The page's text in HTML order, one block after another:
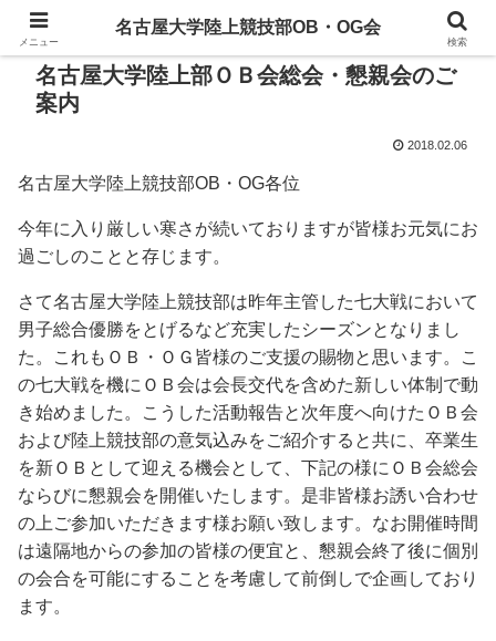
名古屋大学陸上部ＯＢ会総会・懇親会のご
案内
2018.02.06
名古屋大学陸上競技部OB・OG各位
今年に入り厳しい寒さが続いておりますが皆様お元気にお
過ごしのことと存じます。
さて名古屋大学陸上競技部は昨年主管した七大戦において
男子総合優勝をとげるなど充実したシーズンとなりまし
た。これもＯＢ・ＯＧ皆様のご支援の賜物と思います。こ
の七大戦を機にＯＢ会は会長交代を含めた新しい体制で動
き始めました。こうした活動報告と次年度へ向けたＯＢ会
および陸上競技部の意気込みをご紹介すると共に、卒業生
を新ＯＢとして迎える機会として、下記の様にＯＢ会総会
ならびに懇親会を開催いたします。是非皆様お誘い合わせ
の上ご参加いただきます様お願い致します。なお開催時間
は遠隔地からの参加の皆様の便宜と、懇親会終了後に個別
の会合を可能にすることを考慮して前倒しで企画しており
ます。
メニュー
名古屋大学陸上競技部OB・OG会
検索